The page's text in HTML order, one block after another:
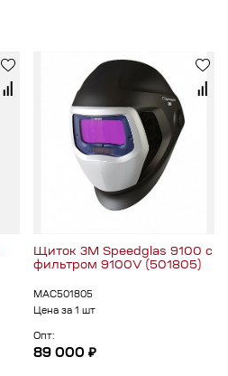
Щиток 3M Speedglas 9100 с
фильтром 9100V (501805)
МАС501805
Цена за 1 шт
Опт:
89 000 ₽